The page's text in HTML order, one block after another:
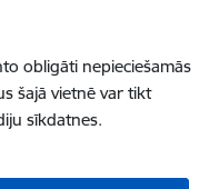
obligāti nepieciešamās
šajā vietnē var tikt
sīkdatnes.